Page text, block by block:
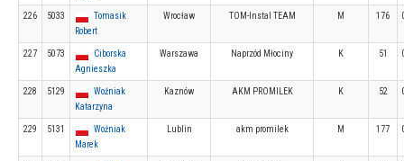
226 5033
Tomasik
Robert
Wrocław TOM-Instal TEAM M 176
227 5073
Ciborska
Agnieszka
Warszawa Naprzód Młociny K 51
228 5129
Woźniak
Katarzyna
Kaznów AKM PROMILEK K 52
229 5131
Woźniak
Marek
Lublin akm promilek M 177